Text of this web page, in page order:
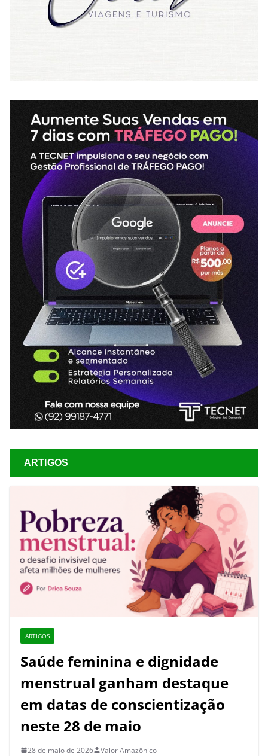
ARTIGOS
ARTIGOS
Saúde feminina e dignidade
menstrual ganham destaque
em datas de conscientização
neste 28 de maio
28 de maio de 2026 Valor Amazônico